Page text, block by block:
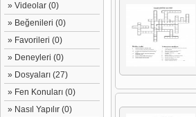
» Videolar (0)
» Beğenileri (0)
» Favorileri (0)
» Deneyleri (0)
» Dosyaları (27)
» Fen Konuları (0)
» Nasıl Yapılır (0)